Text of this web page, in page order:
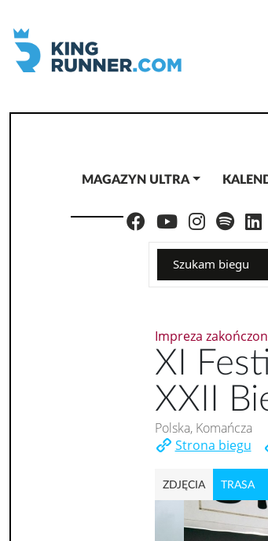
MAGAZYN ULTRA
Szukam biegu
Impreza
XI
XXII
Polska, Komańcza
Strona biegu
ZDJĘCIA TRASA